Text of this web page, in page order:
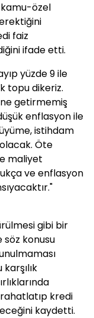
kamu-özel
faiz
ifade etti.
yüzde 9 ile
topu dikeriz.
getirmemiş
enflasyon ile
istihdam
Öte
maliyet
ve enflasyon
gibi bir
söz konusu
kredi
kaydetti.